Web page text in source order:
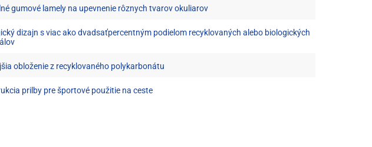
gumové lamely na upevnenie rôznych tvarov okuliarov
dizajn s viac ako dvadsaťpercentným podielom recyklovaných alebo biologických
obloženie z recyklovaného polykarbonátu
prilby pre športové použitie na ceste